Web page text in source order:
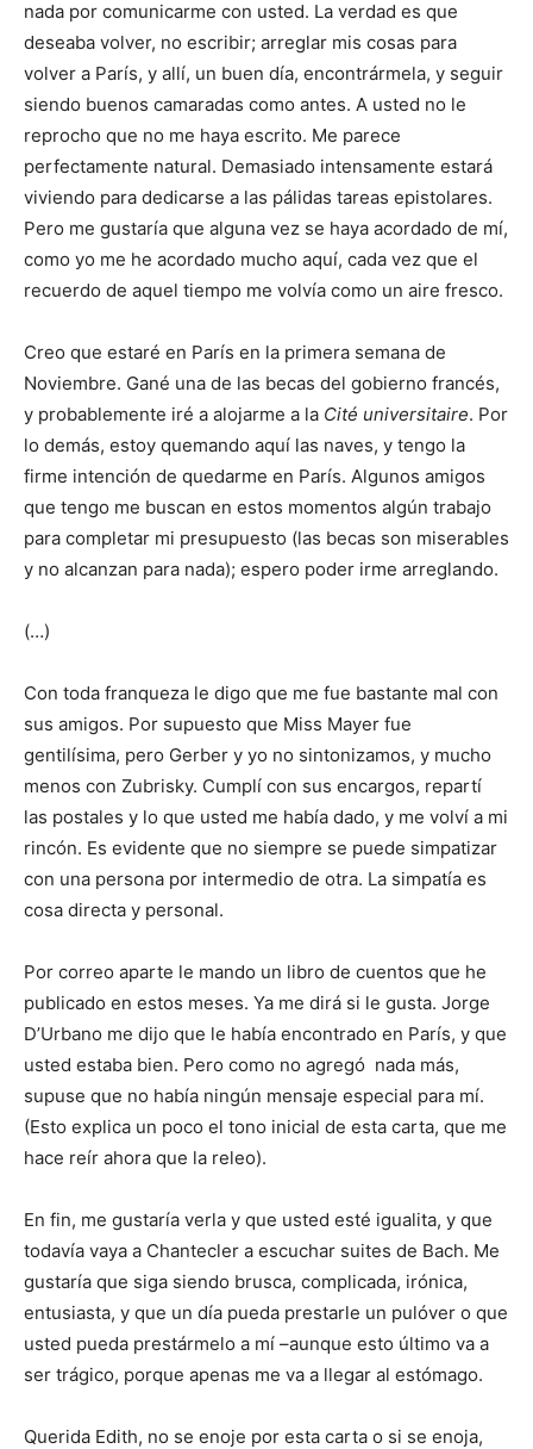
nada por comunicarme con usted. La verdad es que
deseaba volver, no escribir; arreglar mis cosas para
volver a París, y allí, un buen día, encontrármela, y seguir
siendo buenos camaradas como antes. A usted no le
reprocho que no me haya escrito. Me parece
perfectamente natural. Demasiado intensamente estará
viviendo para dedicarse a las pálidas tareas epistolares.
Pero me gustaría que alguna vez se haya acordado de mí,
como yo me he acordado mucho aquí, cada vez que el
recuerdo de aquel tiempo me volvía como un aire fresco.
Creo que estaré en París en la primera semana de
Noviembre. Gané una de las becas del gobierno francés,
y probablemente iré a alojarme a la Cité universitaire. Por
lo demás, estoy quemando aquí las naves, y tengo la
firme intención de quedarme en París. Algunos amigos
que tengo me buscan en estos momentos algún trabajo
para completar mi presupuesto (las becas son miserables
y no alcanzan para nada); espero poder irme arreglando.
(…)
Con toda franqueza le digo que me fue bastante mal con
sus amigos. Por supuesto que Miss Mayer fue
gentilísima, pero Gerber y yo no sintonizamos, y mucho
menos con Zubrisky. Cumplí con sus encargos, repartí
las postales y lo que usted me había dado, y me volví a mi
rincón. Es evidente que no siempre se puede simpatizar
con una persona por intermedio de otra. La simpatía es
cosa directa y personal.
Por correo aparte le mando un libro de cuentos que he
publicado en estos meses. Ya me dirá si le gusta. Jorge
D’Urbano me dijo que le había encontrado en París, y que
usted estaba bien. Pero como no agregó nada más,
supuse que no había ningún mensaje especial para mí.
(Esto explica un poco el tono inicial de esta carta, que me
hace reír ahora que la releo).
En fin, me gustaría verla y que usted esté igualita, y que
todavía vaya a Chantecler a escuchar suites de Bach. Me
gustaría que siga siendo brusca, complicada, irónica,
entusiasta, y que un día pueda prestarle un pulóver o que
usted pueda prestármelo a mí –aunque esto último va a
ser trágico, porque apenas me va a llegar al estómago.
Querida Edith, no se enoje por esta carta o si se enoja,